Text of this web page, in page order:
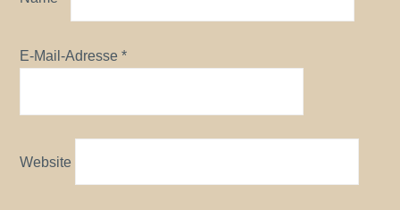
E-Mail-Adresse*
Website